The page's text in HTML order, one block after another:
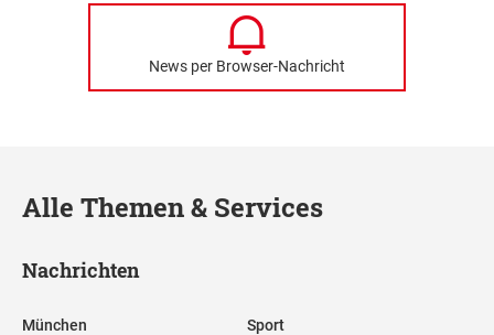
News per Browser-Nachricht
Alle Themen & Services
Nachrichten
München Sport